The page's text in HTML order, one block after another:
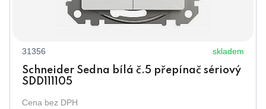
31356 skladem
Schneider Sedna bílá č.5 přepínač sériový
SDD111105
Cena bez DPH